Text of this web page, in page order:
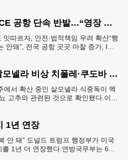
항공사들, ICE 공항 단속 반발…“영장 없인 협조 불가”
잇따르자, 안전·법적책임 우려 확산“행
안돼”, 전국 공항 곳곳 마찰 증가, ICE
할라피뇨 살모넬라 비상 치폴레·쿠도바 긴급 회수
에서 확산 중인 살모넬라 식중독이 멕
고추와 관련된 것으로 확인됐다.이에
1년 연장
안 돼” 도널드 트럼프 행정부가 미국
1년 더 연장했다.연방국무부는 6일